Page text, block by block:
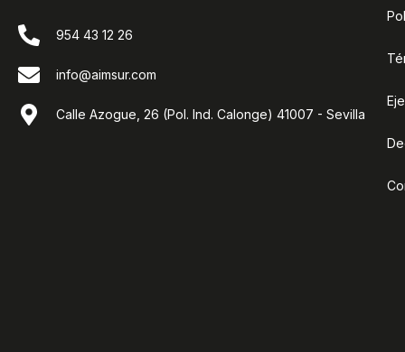
954 43 12 26
info@aimsur.com
Calle Azogue, 26 (Pol. Ind. Calonge) 41007 - Sevilla